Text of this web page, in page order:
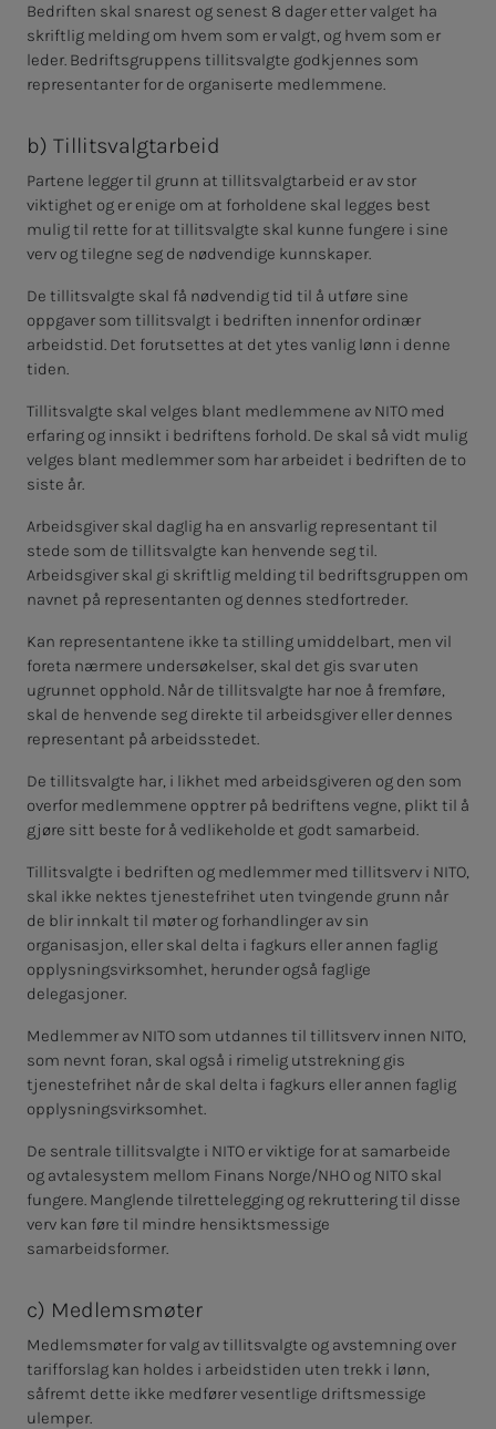
Bedriften skal snarest og senest 8 dager etter valget ha
skriftlig melding om hvem som er valgt, og hvem som er
leder. Bedriftsgruppens tillitsvalgte godkjennes som
representanter for de organiserte medlemmene.
b) Til­lits­valg­t­ar­beid
Partene legger til grunn at tillitsvalgtarbeid er av stor
viktighet og er enige om at forholdene skal legges best
mulig til rette for at tillitsvalgte skal kunne fungere i sine
verv og tilegne seg de nødvendige kunnskaper.
De tillitsvalgte skal få nødvendig tid til å utføre sine
oppgaver som tillitsvalgt i bedriften innenfor ordinær
arbeidstid. Det forutsettes at det ytes vanlig lønn i denne
tiden.
Tillitsvalgte skal velges blant medlemmene av NITO med
erfaring og innsikt i bedriftens forhold. De skal så vidt mulig
velges blant medlemmer som har arbeidet i bedriften de to
siste år.
Arbeidsgiver skal daglig ha en ansvarlig representant til
stede som de tillitsvalgte kan henvende seg til.
Arbeidsgiver skal gi skriftlig melding til bedriftsgruppen om
navnet på representanten og dennes stedfortreder.
Kan representantene ikke ta stilling umiddelbart, men vil
foreta nærmere undersøkelser, skal det gis svar uten
ugrunnet opphold. Når de tillitsvalgte har noe å fremføre,
skal de henvende seg direkte til arbeidsgiver eller dennes
representant på arbeidsstedet.
De tillitsvalgte har, i likhet med arbeidsgiveren og den som
overfor medlemmene opptrer på bedriftens vegne, plikt til å
gjøre sitt beste for å vedlikeholde et godt samarbeid.
Tillitsvalgte i bedriften og medlemmer med tillitsverv i NITO,
skal ikke nektes tjenestefrihet uten tvingende grunn når
de blir innkalt til møter og forhandlinger av sin
organisasjon, eller skal delta i fagkurs eller annen faglig
opplysningsvirksomhet, herunder også faglige
delegasjoner.
Medlemmer av NITO som utdannes til tillitsverv innen NITO,
som nevnt foran, skal også i rimelig utstrekning gis
tjenestefrihet når de skal delta i fagkurs eller annen faglig
opplysningsvirksomhet.
De sentrale tillitsvalgte i NITO er viktige for at samarbeide
og avtalesystem mellom Finans Norge/NHO og NITO skal
fungere. Manglende tilrettelegging og rekruttering til disse
verv kan føre til mindre hensiktsmessige
samarbeidsformer.
c) Med­lems­mø­ter
Medlemsmøter for valg av tillitsvalgte og avstemning over
tarifforslag kan holdes i arbeidstiden uten trekk i lønn,
såfremt dette ikke medfører vesentlige driftsmessige
ulemper.